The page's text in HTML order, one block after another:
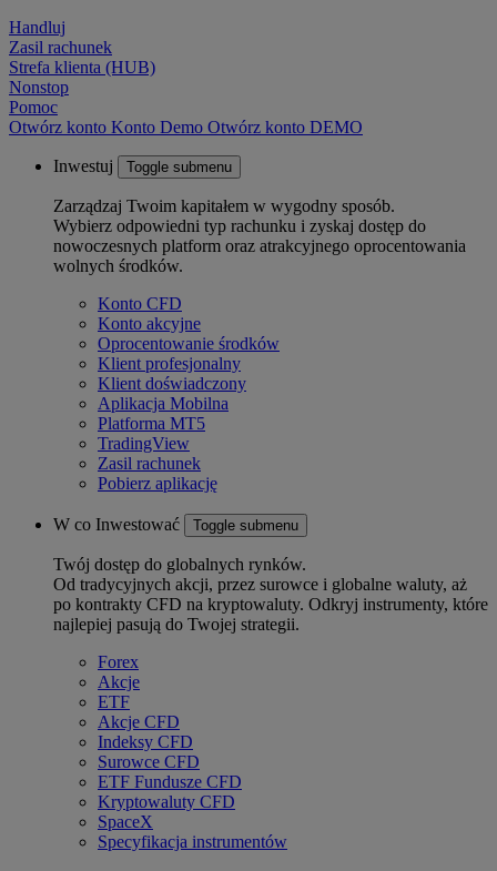
Handluj
Zasil rachunek
Strefa klienta (HUB)
Nonstop
Pomoc
Otwórz konto Konto Demo Otwórz konto DEMO
Inwestuj Toggle submenu
Zarządzaj Twoim kapitałem w wygodny sposób.
Wybierz odpowiedni typ rachunku i zyskaj dostęp do
nowoczesnych platform oraz atrakcyjnego oprocentowania
wolnych środków.
Konto CFD
Konto akcyjne
Oprocentowanie środków
Klient profesjonalny
Klient doświadczony
Aplikacja Mobilna
Platforma MT5
TradingView
Zasil rachunek
Pobierz aplikację
W co Inwestować Toggle submenu
Twój dostęp do globalnych rynków.
Od tradycyjnych akcji, przez surowce i globalne waluty, aż
po kontrakty CFD na kryptowaluty. Odkryj instrumenty, które
najlepiej pasują do Twojej strategii.
Forex
Akcje
ETF
Akcje CFD
Indeksy CFD
Surowce CFD
ETF Fundusze CFD
Kryptowaluty CFD
SpaceX
Specyfikacja instrumentów